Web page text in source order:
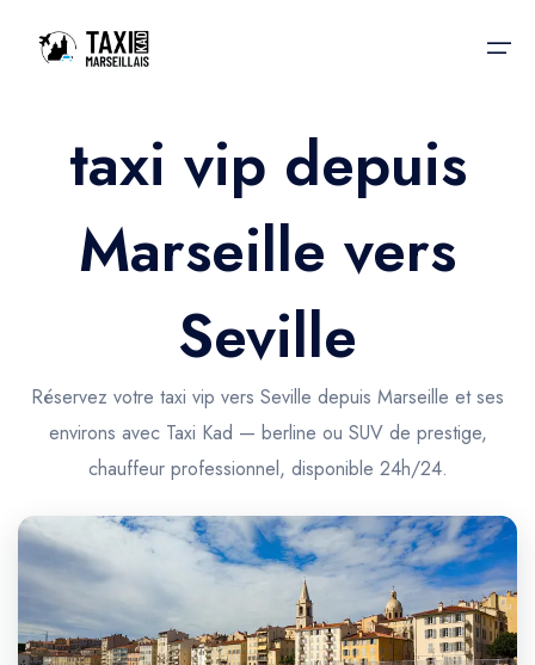
Accueil
Nos services
Nos services
Trajet Gare SNCF
Trajet Port croisière
Trajet Séminaire
Trajet Longue Distance
Actualités & évènements
Contactez-nous
taxi vip depuis
Marseille vers
Seville
Réservez votre taxi vip vers Seville depuis Marseille et ses
environs avec Taxi Kad — berline ou SUV de prestige,
chauffeur professionnel, disponible 24h/24.